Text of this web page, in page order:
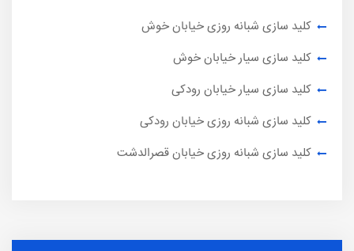
کلید سازی شبانه روزی خیابان خوش
کلید سازی سیار خیابان خوش
کلید سازی سیار خیابان رودکی
کلید سازی شبانه روزی خیابان رودکی
کلید سازی شبانه روزی خیابان قصرالدشت